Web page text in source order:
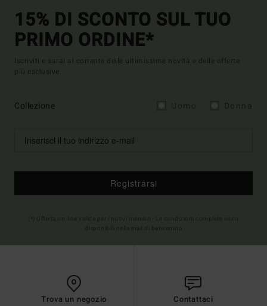
15% DI SCONTO SUL TUO
PRIMO ORDINE*
Iscriviti e sarai al corrente delle ultimissime novità e delle offerte
più esclusive.
Collezione
Registrarsi
Trova un negozio Contattaci